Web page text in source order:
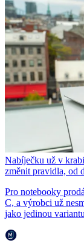
Nabíječku už v
změnit pravidla, od
Pro notebooky
C, a výrobci už
jako jedinou